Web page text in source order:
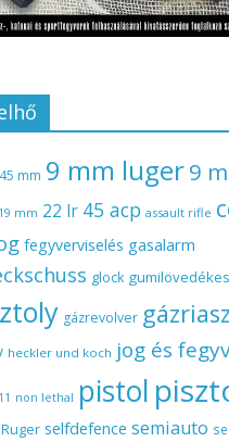
mm 9 mm luger9
mm 22 lr 45 acp assault rifle
fegyverviselés gasalarm
glock gumilövedékes
gázrevolver
heckler und koch jog és
non lethal pistol
Ruger selfdefence semiauto